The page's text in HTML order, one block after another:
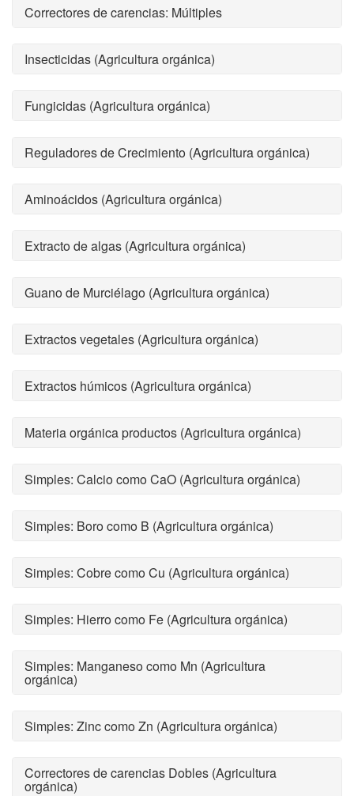
Correctores de carencias: Múltiples
Insecticidas (Agricultura orgánica)
Fungicidas (Agricultura orgánica)
Reguladores de Crecimiento (Agricultura orgánica)
Aminoácidos (Agricultura orgánica)
Extracto de algas (Agricultura orgánica)
Guano de Murciélago (Agricultura orgánica)
Extractos vegetales (Agricultura orgánica)
Extractos húmicos (Agricultura orgánica)
Materia orgánica productos (Agricultura orgánica)
Simples: Calcio como CaO (Agricultura orgánica)
Simples: Boro como B (Agricultura orgánica)
Simples: Cobre como Cu (Agricultura orgánica)
Simples: Hierro como Fe (Agricultura orgánica)
Simples: Manganeso como Mn (Agricultura
orgánica)
Simples: Zinc como Zn (Agricultura orgánica)
Correctores de carencias Dobles (Agricultura
orgánica)